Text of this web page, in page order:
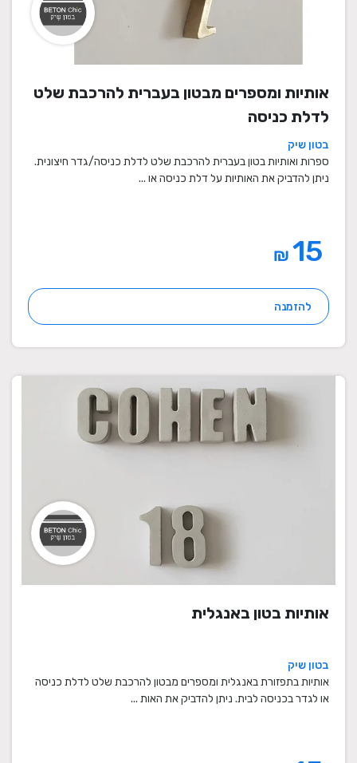
אותיות ומספרים מבטון בעברית להרכבת שלט
לדלת כניסה
בטון שיק
ספרות ואותיות בטון בעברית להרכבת שלט לדלת כניסה/גדר חיצונית.
ניתן להדביק את האותיות על דלת כניסה או ...
₪
להזמנה
אותיות בטון באנגלית
בטון שיק
אותיות בתפזורת באנגלית ומספרים מבטון להרכבת שלט לדלת כניסה
או לגדר בכניסה לבית. ניתן להדביק את האות ...